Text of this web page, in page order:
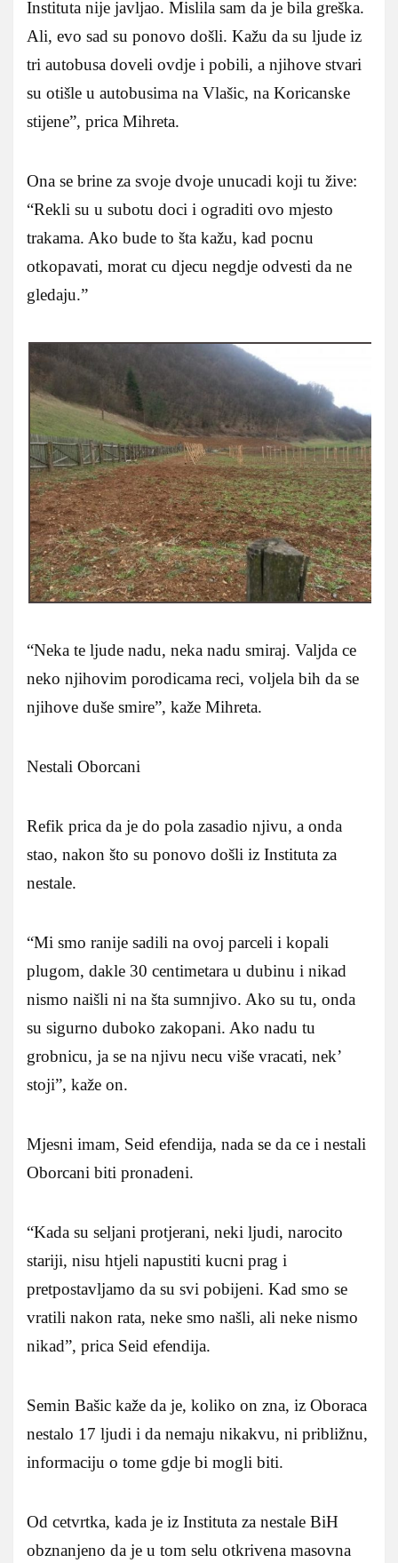
Instituta nije javljao. Mislila sam da je bila greška.
Ali, evo sad su ponovo došli. Kažu da su ljude iz
tri autobusa doveli ovdje i pobili, a njihove stvari
su otišle u autobusima na Vlašic, na Koricanske
stijene”, prica Mihreta.
Ona se brine za svoje dvoje unucadi koji tu žive:
“Rekli su u subotu doci i ograditi ovo mjesto
trakama. Ako bude to šta kažu, kad pocnu
otkopavati, morat cu djecu negdje odvesti da ne
gledaju.”
“Neka te ljude nadu, neka nadu smiraj. Valjda ce
neko njihovim porodicama reci, voljela bih da se
njihove duše smire”, kaže Mihreta.
Nestali Oborcani
Refik prica da je do pola zasadio njivu, a onda
stao, nakon što su ponovo došli iz Instituta za
nestale.
“Mi smo ranije sadili na ovoj parceli i kopali
plugom, dakle 30 centimetara u dubinu i nikad
nismo naišli ni na šta sumnjivo. Ako su tu, onda
su sigurno duboko zakopani. Ako nadu tu
grobnicu, ja se na njivu necu više vracati, nek’
stoji”, kaže on.
Mjesni imam, Seid efendija, nada se da ce i nestali
Oborcani biti pronadeni.
“Kada su seljani protjerani, neki ljudi, narocito
stariji, nisu htjeli napustiti kucni prag i
pretpostavljamo da su svi pobijeni. Kad smo se
vratili nakon rata, neke smo našli, ali neke nismo
nikad”, prica Seid efendija.
Semin Bašic kaže da je, koliko on zna, iz Oboraca
nestalo 17 ljudi i da nemaju nikakvu, ni približnu,
informaciju o tome gdje bi mogli biti.
Od cetvrtka, kada je iz Instituta za nestale BiH
obznanjeno da je u tom selu otkrivena masovna